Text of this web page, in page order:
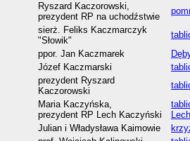
Ryszard Kaczorowski,
prezydent RP na uchodźstwie
sierż. Feliks Kaczmarczyk
"Słowik"
ppor. Jan Kaczmarek
Józef Kaczmarski
prezydent Ryszard
Kaczorowski
Maria Kaczyńska,
prezydent RP Lech Kaczyński
Julian i Władysława Kaimowie